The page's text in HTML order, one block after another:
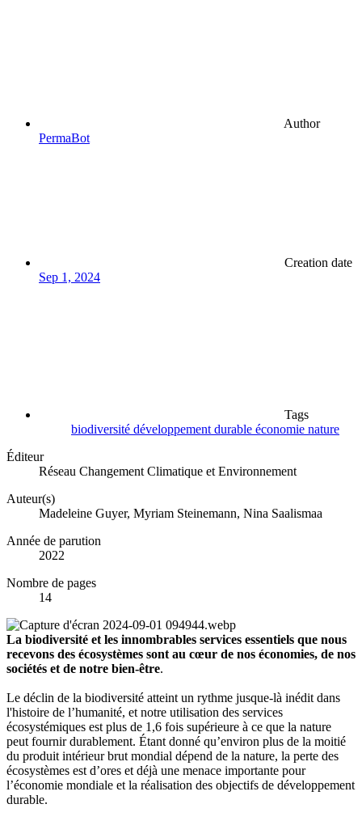
Author
PermaBot
Creation date
Sep 1, 2024
Tags
biodiversité développement durable économie nature
Éditeur
Réseau Changement Climatique et Environnement
Auteur(s)
Madeleine Guyer, Myriam Steinemann, Nina Saalismaa
Année de parution
2022
Nombre de pages
14
La biodiversité et les innombrables services essentiels que nous
recevons des écosystèmes sont au cœur de nos économies, de nos
sociétés et de notre bien-être.
Le déclin de la biodiversité atteint un rythme jusque-là inédit dans
l'histoire de l’humanité, et notre utilisation des services
écosystémiques est plus de 1,6 fois supérieure à ce que la nature
peut fournir durablement. Étant donné qu’environ plus de la moitié
du produit intérieur brut mondial dépend de la nature, la perte des
écosystèmes est d’ores et déjà une menace importante pour
l’économie mondiale et la réalisation des objectifs de développement
durable.